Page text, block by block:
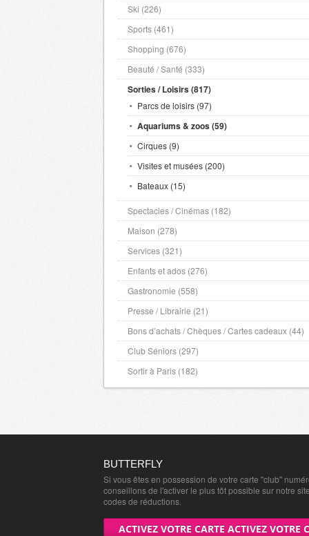
Ski (226)
Sports (461)
Shopping (676)
Beauté / Santé (333)
Sorties / Loisirs (817)
Parcs de loisirs (97)
Aquariums & zoos (59)
Cirques (9)
Visites et musées (200)
Bateaux (15)
Spectacles / Cinémas (182)
Maison (278)
Services (321)
Enfants et ados (276)
Gastronomie (558)
Presse / Librairie (21)
Bons d’achats / Chèques / Cartes cadeaux (44)
Club Séniors (297)
Sortir à Paris (182)
BUTTERFLY
Si vous êtes en possession de votre carte "club"
conseillons de l'activer le plus tôt possible sur notre
codes de réductions.
ACTIVEZ VOTRE CARTE ACTIVEZ VOTRE